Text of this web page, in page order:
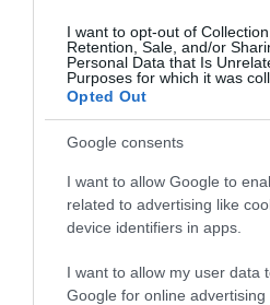
I want to opt-out of
Retention, Sale, and/or
Personal Data that Is
Purposes for which it was
Opted Out
Google consents
I want to allow Google to
related to advertising like
device identifiers in apps.
I want to allow my user data
Google for online advertising
Olvasd el ezt is!
11 talajtakaró növény,
bajlódni
5 szárazságtűrő fa, amivel
kút